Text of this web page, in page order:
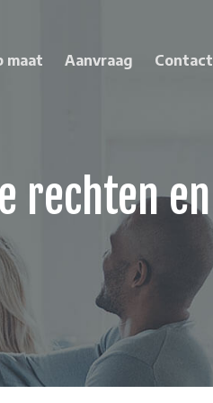
maat Aanvraag Contact
rechten en